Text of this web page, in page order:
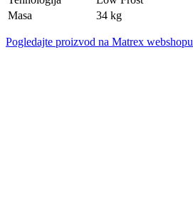
Masa
34 kg
Pogledajte proizvod na Matrex webshopu